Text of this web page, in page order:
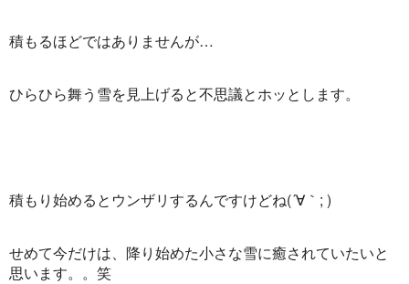
積もるほどではありませんが…
ひらひら舞う雪を見上げると不思議とホッとします。
積もり始めるとウンザリするんですけどね(´∀｀; )
せめて今だけは、降り始めた小さな雪に癒されていたいと
思います。。笑